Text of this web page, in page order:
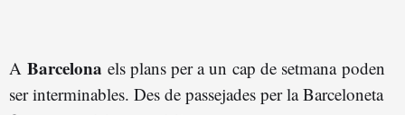
A Barcelona els plans per a un cap de setmana poden
ser interminables. Des de passejades per la Barceloneta